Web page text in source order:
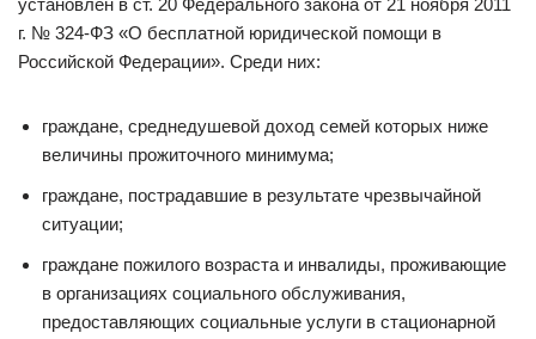
установлен в ст. 20 Федерального закона от 21 ноября 2011
г. № 324-ФЗ «О бесплатной юридической помощи в
Российской Федерации». Среди них:
граждане, среднедушевой доход семей которых ниже
величины прожиточного минимума;
граждане, пострадавшие в результате чрезвычайной
ситуации;
граждане пожилого возраста и инвалиды, проживающие
в организациях социального обслуживания,
предоставляющих социальные услуги в стационарной